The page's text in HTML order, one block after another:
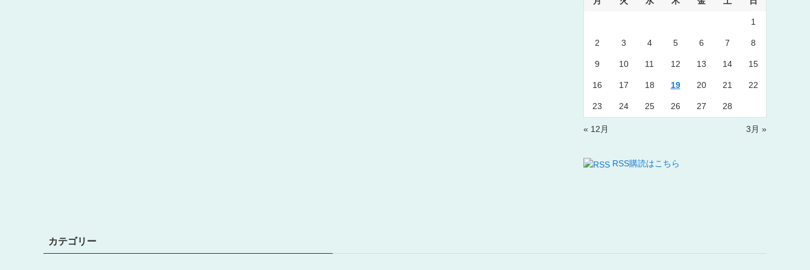
1
2 3 4 5 6 7 8
9 10 11 12 13 14 15
16 17 18 19 20 21 22
23 24 25 26 27 28
« 12月 3月 »
RSS購読はこちら
カテゴリー